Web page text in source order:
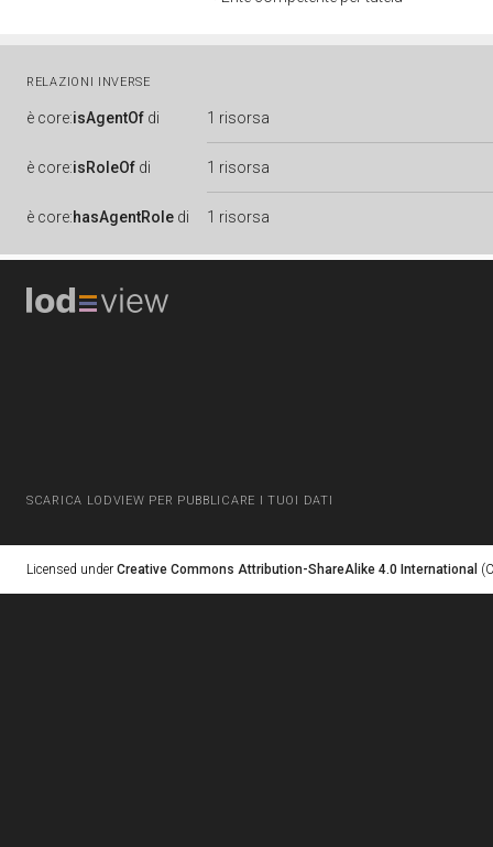
RELAZIONI INVERSE
è core:isAgentOf di 1 risorsa
è core:isRoleOf di 1 risorsa
è core:hasAgentRole di 1 risorsa
SCARICA LODVIEW PER PUBBLICARE I TUOI DATI
Licensed under Creative Commons Attribution-ShareAlike 4.0 International